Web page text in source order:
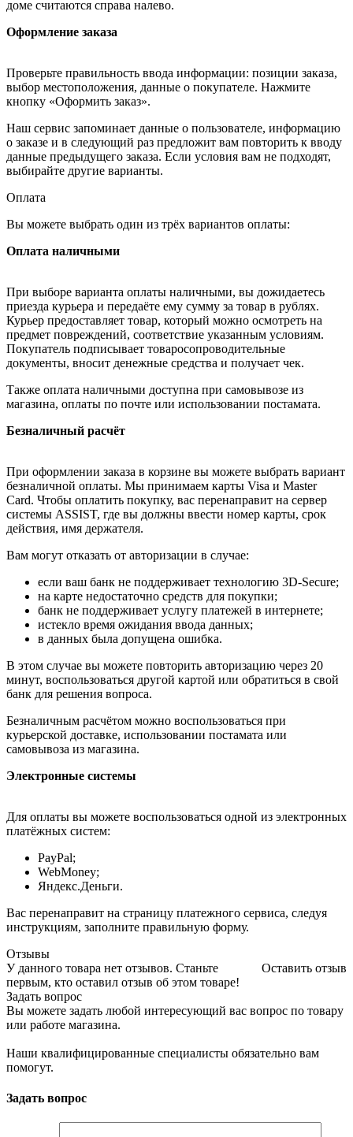
доме считаются справа налево.
Оформление заказа
Проверьте правильность ввода информации: позиции заказа,
выбор местоположения, данные о покупателе. Нажмите
кнопку «Оформить заказ».
Наш сервис запоминает данные о пользователе, информацию
о заказе и в следующий раз предложит вам повторить к вводу
данные предыдущего заказа. Если условия вам не подходят,
выбирайте другие варианты.
Оплата
Вы можете выбрать один из трёх вариантов оплаты:
Оплата наличными
При выборе варианта оплаты наличными, вы дожидаетесь
приезда курьера и передаёте ему сумму за товар в рублях.
Курьер предоставляет товар, который можно осмотреть на
предмет повреждений, соответствие указанным условиям.
Покупатель подписывает товаросопроводительные
документы, вносит денежные средства и получает чек.
Также оплата наличными доступна при самовывозе из
магазина, оплаты по почте или использовании постамата.
Безналичный расчёт
При оформлении заказа в корзине вы можете выбрать вариант
безналичной оплаты. Мы принимаем карты Visa и Master
Card. Чтобы оплатить покупку, вас перенаправит на сервер
системы ASSIST, где вы должны ввести номер карты, срок
действия, имя держателя.
Вам могут отказать от авторизации в случае:
если ваш банк не поддерживает технологию 3D-Secure;
на карте недостаточно средств для покупки;
банк не поддерживает услугу платежей в интернете;
истекло время ожидания ввода данных;
в данных была допущена ошибка.
В этом случае вы можете повторить авторизацию через 20
минут, воспользоваться другой картой или обратиться в свой
банк для решения вопроса.
Безналичным расчётом можно воспользоваться при
курьерской доставке, использовании постамата или
самовывоза из магазина.
Электронные системы
Для оплаты вы можете воспользоваться одной из электронных
платёжных систем:
PayPal;
WebMoney;
Яндекс.Деньги.
Вас перенаправит на страницу платежного сервиса, следуя
инструкциям, заполните правильную форму.
Отзывы
Оставить отзыв
У данного товара нет отзывов. Станьте
первым, кто оставил отзыв об этом товаре!
Задать вопрос
Вы можете задать любой интересующий вас вопрос по товару
или работе магазина.
Наши квалифицированные специалисты обязательно вам
помогут.
Задать вопрос